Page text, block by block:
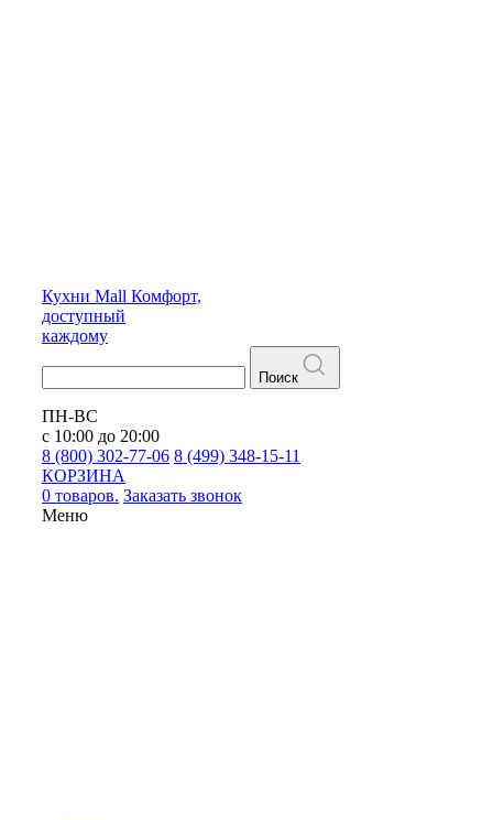
Кухни Mall Комфорт,
доступный
каждому
Поиск
ПН-ВС
с 10:00 до 20:00
8 (800) 302-77-06 8 (499) 348-15-11
КОРЗИНА
0 товаров. Заказать звонок
Меню